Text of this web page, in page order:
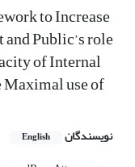
to Increase
Public’s role
of Internal
use of
نویسندگان English